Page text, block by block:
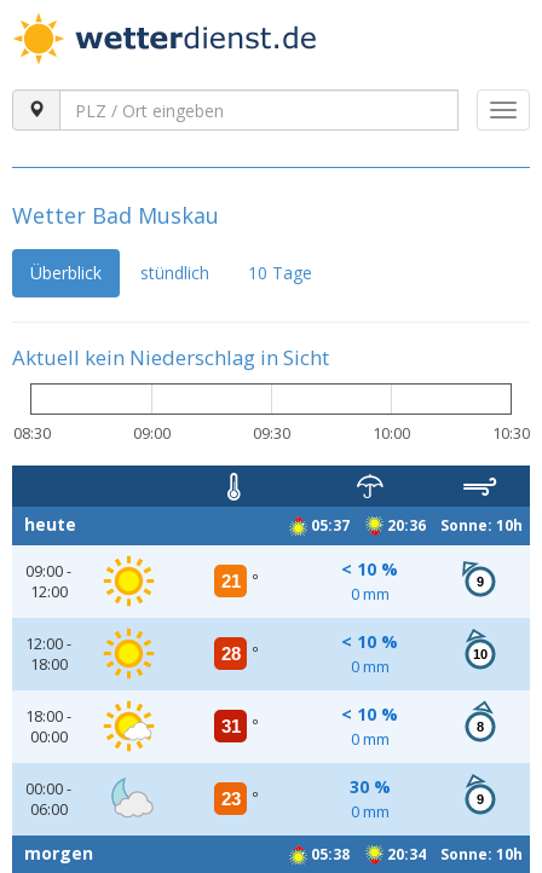
Wetter Bad Muskau
Überblick stündlich 10 Tage
Aktuell kein Niederschlag in Sicht
08:30 09:00 09:30 10:00 10:30
05:37 20:36 Sonne: 10h
heute
09:00 -
12:00
21 °
< 10 %
0 mm
9
12:00 -
18:00
28 °
< 10 %
0 mm
10
18:00 -
00:00
31 °
< 10 %
0 mm
8
00:00 -
06:00
23 °
30 %
0 mm
9
05:38 20:34 Sonne: 10h
morgen